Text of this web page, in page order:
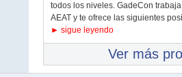
todos los niveles. GadeCon
AEAT y te ofrece las siguientes
► sigue leyendo
Ver más